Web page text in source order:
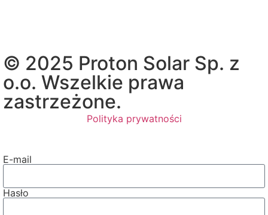
© 2025 Proton Solar Sp. z
o.o. Wszelkie prawa
zastrzeżone.
Polityka prywatności
E-mail
Hasło